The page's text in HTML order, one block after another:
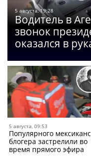
5 августа, 19:28
Водитель в
звонок
оказался в
5 августа, 09:53
Популярного
блогера застрелили во
время прямого эфира